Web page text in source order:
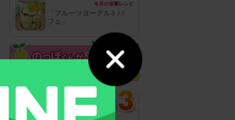
今月の栄養レシピ
「フルーツヨーグルトパ
フェ」